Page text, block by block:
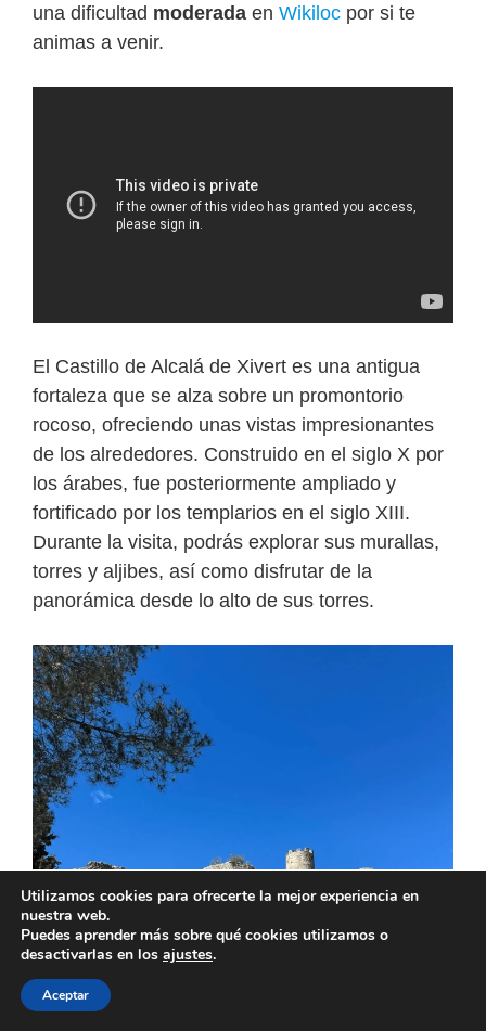
una dificultad moderada en Wikiloc por si te
animas a venir.
El Castillo de Alcalá de Xivert es una antigua
fortaleza que se alza sobre un promontorio
rocoso, ofreciendo unas vistas impresionantes
de los alrededores. Construido en el siglo X por
los árabes, fue posteriormente ampliado y
fortificado por los templarios en el siglo XIII.
Durante la visita, podrás explorar sus murallas,
torres y aljibes, así como disfrutar de la
panorámica desde lo alto de sus torres.
Utilizamos cookies para ofrecerte la mejor experiencia en
nuestra web.
Puedes aprender más sobre qué cookies utilizamos o
desactivarlas en los ajustes.
Aceptar